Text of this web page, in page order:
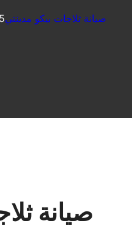
صيانة ثلاجات بيكو مدينتي
صيانة